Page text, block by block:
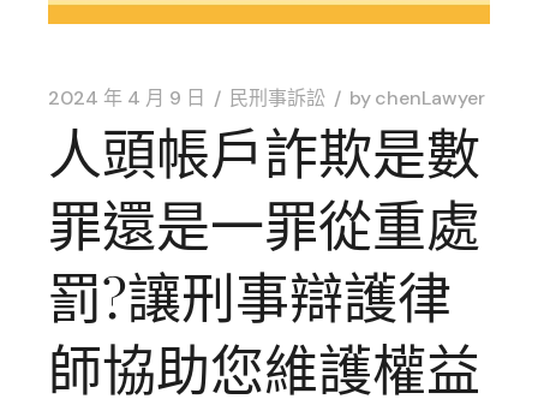
2024 年 4 月 9 日 民刑事訴訟 bychenLawyer
人頭帳戶詐欺是數
罪還是一罪從重處
罰?讓刑事辯護律
師協助您維護權益